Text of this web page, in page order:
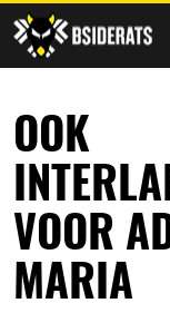
OOK
VOOR
MARIA